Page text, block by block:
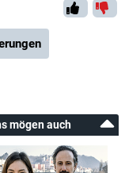
mögen auch